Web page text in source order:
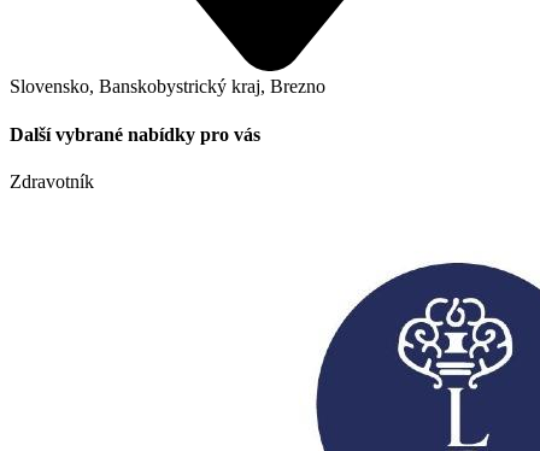
Slovensko, Banskobystrický kraj, Brezno
Další vybrané nabídky pro vás
Zdravotník